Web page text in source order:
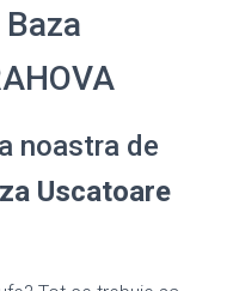
noastra de
Uscatoare